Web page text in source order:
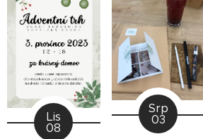
Lis
08
Srp
03